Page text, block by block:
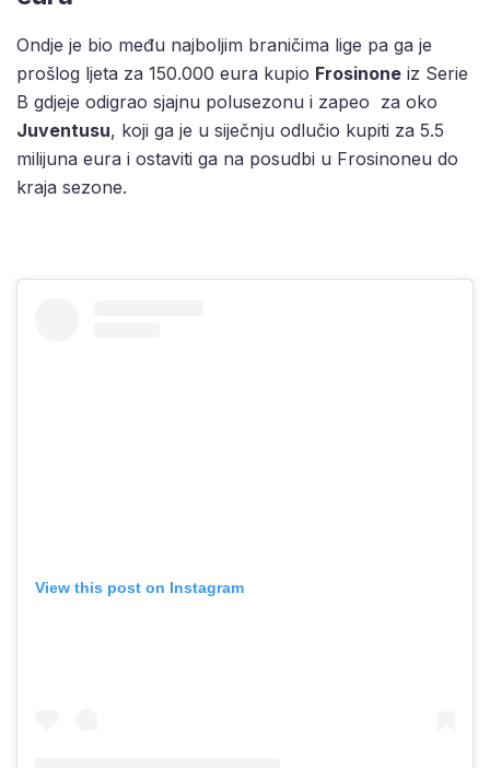
Ondje je bio među najboljim braničima lige pa ga je
prošlog ljeta za 150.000 eura kupio Frosinone iz Serie
B gdjeje odigrao sjajnu polusezonu i zapeo za oko
Juventusu, koji ga je u siječnju odlučio kupiti za 5.5
milijuna eura i ostaviti ga na posudbi u Frosinoneu do
kraja sezone.
View this post on Instagram